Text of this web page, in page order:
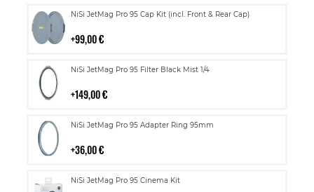
NiSi JetMag Pro 95 Cap Kit (incl. Front & Rear Cap)
99,00 €
Lisää
NiSi JetMag Pro 95 Filter Black Mist 1/4
149,00 €
Lisää
NiSi JetMag Pro 95 Adapter Ring 95mm
36,00 €
Lisää
NiSi JetMag Pro 95 Cinema Kit
Lisää